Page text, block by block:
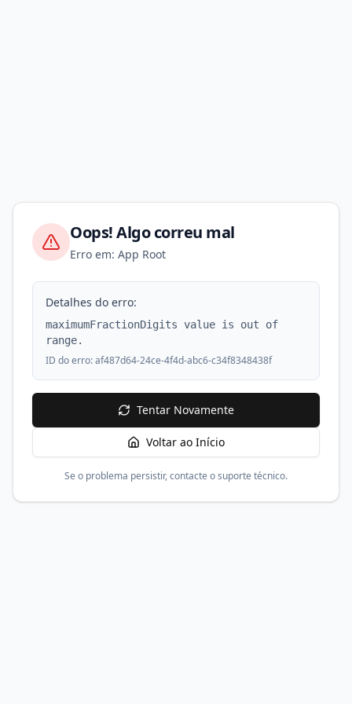
Oops! Algo correu mal
Erro em: App Root
Detalhes do erro:
maximumFractionDigits value is out of
range.
ID do erro:af487d64-24ce-4f4d-abc6-c34f8348438f
Tentar Novamente
Voltar ao Início
Se o problema persistir, contacte o suporte técnico.